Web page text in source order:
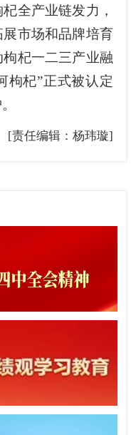
全产业链发力，
市场和品牌培育
杞一二三产业融
枸杞”正式被认定
[责任编辑：杨玮璇]